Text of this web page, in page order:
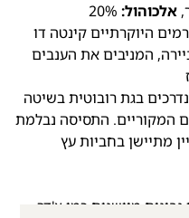
אלכוהול:
היוקרתיים קינטה דו
המניבים את הענבים
בגת רובוטית בשיטה
המקוריים. התסיסה נבלמת
מתיישן בחביות עץ
מיושנות כמו צ'דר